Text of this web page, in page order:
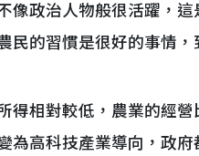
像政治人物般很活躍，
的習慣是很好的事情，
相對較低，農業的經營
為高科技產業導向，政